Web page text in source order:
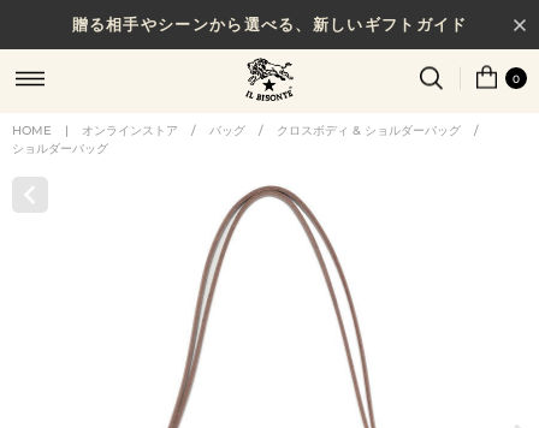
贈る相手やシーンから選べる、新しいギフトガイド
0
HOME | オンラインストア / バッグ / クロスボディ & ショルダーバッグ
/
ショルダーバッグ